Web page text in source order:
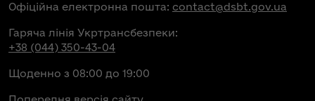
Офіційна електронна пошта: contact@dsbt.gov.ua
Гаряча лінія Укртрансбезпеки:
+38 (044) 350-43-04
Щоденно з 08:00 до 19:00